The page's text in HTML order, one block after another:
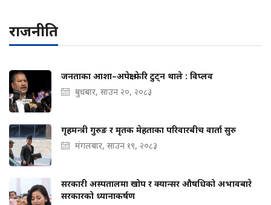
राजनीति
जनताका आशा–अपेक्षा फेरि टुट्न थाले : विप्लव
बुधबार, साउन २०, २०८३
गृहमन्त्री गुरुङ र मृतक मेहताका परिवारबीच वार्ता सुरु
मंगलबार, साउन १९, २०८३
सरकारी अस्पतालमा खोप र क्यान्सर औषधिको अभावबारे
सरकारको ध्यानाकर्षण